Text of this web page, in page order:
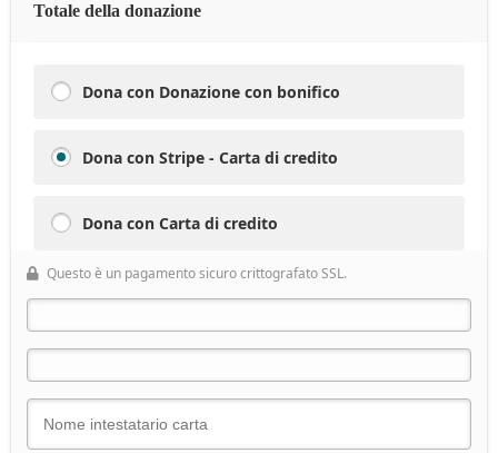
Totale della donazione
Dona con Donazione con bonifico
Dona con Stripe - Carta di credito
Dona con Carta di credito
Questo è un pagamento sicuro crittografato SSL.